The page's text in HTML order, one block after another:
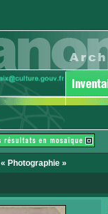
« Photographie »